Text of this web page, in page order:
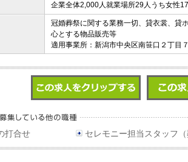
企業全体2,000人就業場所29人うち女性
冠婚葬祭に関する業務一切、貸衣裳、貸
心とする物品販売等
適用事業所：新潟市中央区南笹口２丁目
打合せ セレモニー担当スタッフ